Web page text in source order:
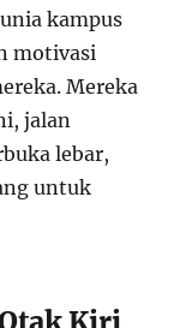
kampus
motivasi
Mereka
jalan
lebar,
untuk